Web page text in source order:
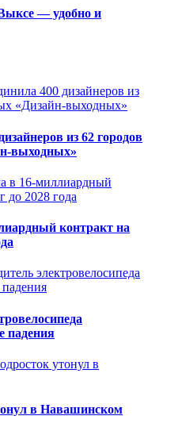
— удобно и
из 62 городов
выходных»
контракт на
падения
в Навашинском